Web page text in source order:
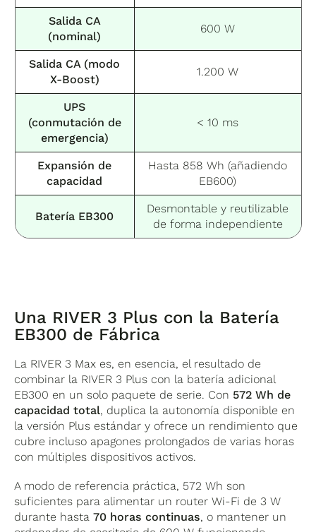
Salida CA
(nominal)
600 W
Salida CA (modo
X-Boost)
1.200 W
UPS
(conmutación de
emergencia)
< 10 ms
Expansión de
capacidad
Hasta 858 Wh (añadiendo
EB600)
Batería EB300
Desmontable y reutilizable
de forma independiente
Una RIVER 3 Plus con la Batería
EB300 de Fábrica
La RIVER 3 Max es, en esencia, el resultado de
combinar la RIVER 3 Plus con la batería adicional
EB300 en un solo paquete de serie. Con 572 Wh de
capacidad total, duplica la autonomía disponible en
la versión Plus estándar y ofrece un rendimiento que
cubre incluso apagones prolongados de varias horas
con múltiples dispositivos activos.
A modo de referencia práctica, 572 Wh son
suficientes para alimentar un router Wi-Fi de 3 W
durante hasta70 horas continuas, o mantener un